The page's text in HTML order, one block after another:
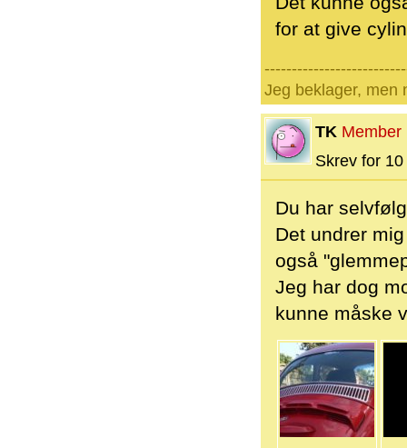
for at give
Jeg beklager, men
TK Member
Skrev for
Du har
Det undrer
også
Jeg har dog
kunne måske